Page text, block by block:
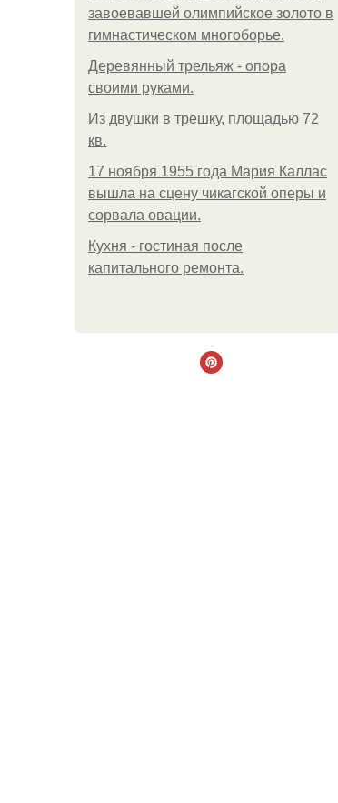
завоевавшей олимпийское золото в
гимнастическом многоборье.
Деревянный трельяж - опора
своими руками.
Из двушки в трешку, площадью 72
кв.
17 ноября 1955 года Мария Каллас
вышла на сцену чикагской оперы и
сорвала овации.
Кухня - гостиная после
капитального ремонта.